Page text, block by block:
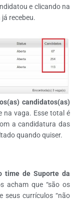
e clicando na
recebeu.
candidatos(as)
na vaga. Esse total é
a candidatura das
quando quiser.
time de Suporte da
acham que “são os
seus currículos “não